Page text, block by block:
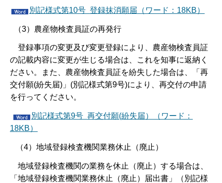
別記様式第10号 登録抹消願届（ワード：18KB）
（3）農産物検査員証の再発行
登録事項の変更及び変更登録により、農産物検査員証
の記載内容に変更が生じる場合は、これを知事に返納く
ださい。また、農産物検査員証を紛失した場合は、「再
交付願(紛失届)」(別記様式第9号)により、再交付の申請
を行ってください。
別記様式第9号 再交付願(紛失届）（ワード：
18KB）
（4）地域登録検査機関業務休止（廃止）
地域登録検査機関の業務を休止（廃止）する場合は、
「地域登録検査機関業務休止（廃止）届出書」（別記様